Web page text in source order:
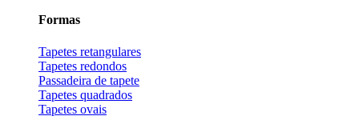
Formas
Tapetes retangulares
Tapetes redondos
Passadeira de tapete
Tapetes quadrados
Tapetes ovais